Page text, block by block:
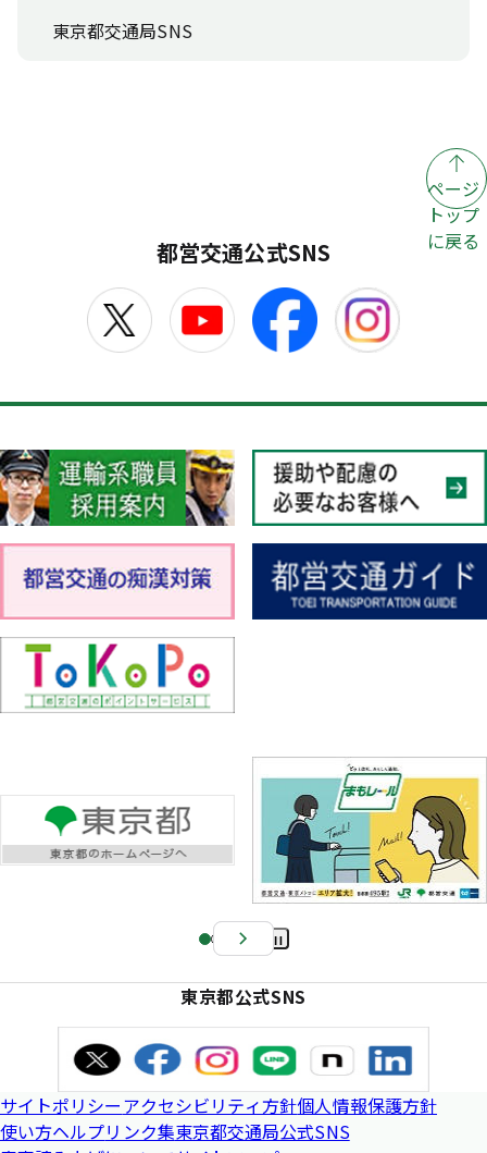
東京都交通局SNS
ページ
トップ
に戻る
都営交通公式SNS
Pa
e
東京都公式SNS
サイトポリシーアクセシビリティ方針個人情報保護方針
使い方ヘルプリンク集東京都交通局公式SNS